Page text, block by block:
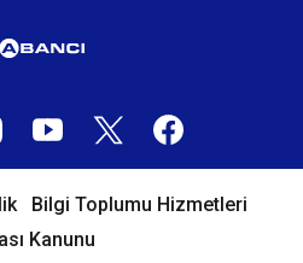
Bilgi Toplumu Hizmetleri
Kanunu